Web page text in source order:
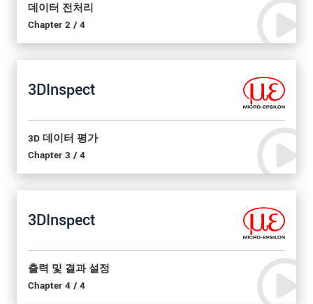
데이터 전처리
Chapter 2 / 4
3DInspect
3D 데이터 평가
Chapter 3 / 4
3DInspect
출력 및 결과 설정
Chapter 4 / 4